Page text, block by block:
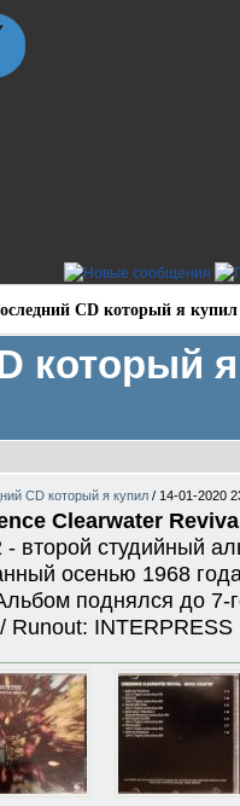
CD который я купил
который я
CD который я купил / 14-01-2020
Clearwater
- второй студийный
осенью 1968
поднялся до 7-
Runout: